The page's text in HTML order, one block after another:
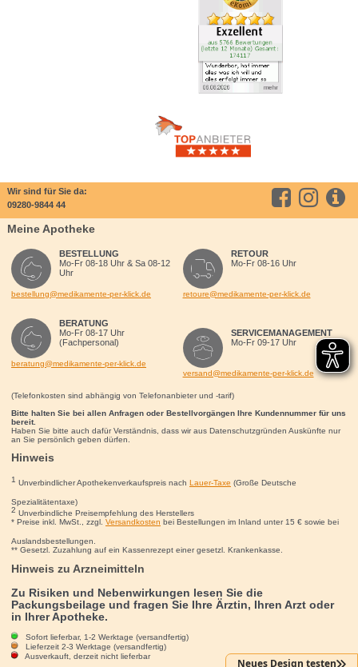
Neues Design testen
Voltaren Schmerzgel forte 23,2 mg/g Gel mit Diclofenac
Bei akuten Rückenschmerzen, Muskelschmerzen und Gelenkschmerzen
Wir sind für Sie da:
09280-9844 44
Meine Apotheke
BESTELLUNG
Mo-Fr 08-18 Uhr & Sa 08-12
Uhr
bestellung@medikamente-per-klick.de
BERATUNG
Mo-Fr 08-17 Uhr
(Fachpersonal)
beratung@medikamente-per-klick.de
RETOUR
Mo-Fr 08-16 Uhr
retoure@medikamente-per-klick.de
SERVICEMANAGEMENT
Mo-Fr 09-17 Uhr
versand@medikamente-per-klick.de
(Telefonkosten sind abhängig von Telefonanbieter und -tarif)
Bitte halten Sie bei allen Anfragen oder Bestellvorgängen Ihre Kundennummer für uns
bereit.
Haben Sie bitte auch dafür Verständnis, dass wir aus Datenschutzgründen Auskünfte nur
an Sie persönlich geben dürfen.
Hinweis
1 Unverbindlicher Apothekenverkaufspreis nach Lauer-Taxe (Große Deutsche
Spezialitätentaxe)
2 Unverbindliche Preisempfehlung des Herstellers
* Preise inkl. MwSt., zzgl. Versandkosten bei Bestellungen im Inland unter 15 €sowie bei
Auslandsbestellungen.
** Gesetzl. Zuzahlung auf ein Kassenrezept einer gesetzl. Krankenkasse.
Hinweis zu Arzneimitteln
Zu Risiken und Nebenwirkungen lesen Sie die
Packungsbeilage und fragen Sie Ihre Ärztin, Ihren Arzt oder
in Ihrer Apotheke.
Sofort lieferbar, 1-2 Werktage (versandfertig)
Lieferzeit 2-3 Werktage (versandfertig)
Ausverkauft, derzeit nicht lieferbar